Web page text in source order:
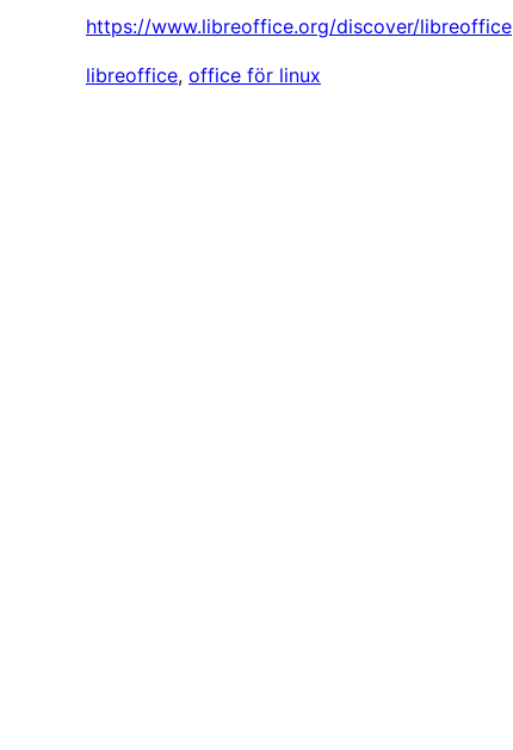
https://www.libreoffice.org/discover/libreoffice
libreoffice, office för linux